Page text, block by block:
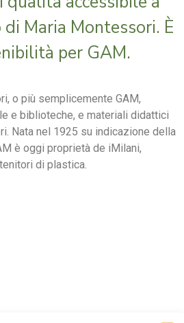
Maria Montessori. È
per GAM.
o più semplicemente GAM,
e biblioteche, e materiali didattici
Nata nel 1925 su indicazione della
è oggi proprietà de iMilani,
di plastica.